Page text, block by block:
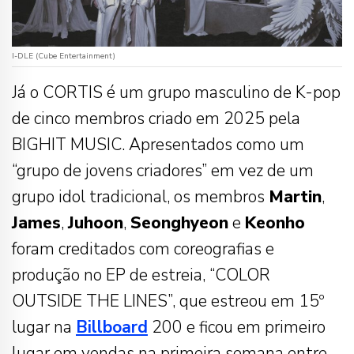
I-DLE (Cube Entertainment)
Já o CORTIS é um grupo masculino de K-pop
de cinco membros criado em 2025 pela
BIGHIT MUSIC. Apresentados como um
“grupo de jovens criadores” em vez de um
grupo idol tradicional, os membros Martin,
James,Juhoon, Seonghyeone Keonho
foram creditados com coreografias e
produção no EP de estreia, “COLOR
OUTSIDE THE LINES”, que estreou em 15º
lugar na Billboard 200 e ficou em primeiro